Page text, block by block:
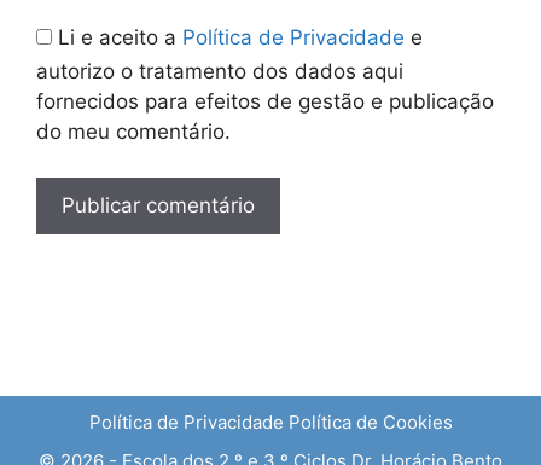
Li e aceito a Política de Privacidade e
autorizo o tratamento dos dados aqui
fornecidos para efeitos de gestão e publicação
do meu comentário.
Política de Privacidade Política de Cookies
© 2026 - Escola dos 2.º e 3.º Ciclos Dr. Horácio Bento